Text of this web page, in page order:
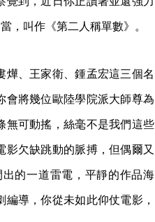
，叫作《第二人稱單數》。
燁、王家衛、鍾孟宏這三個名
會將幾位歐陸學院派大師尊為
無可動搖，絲毫不是我們這些
欠缺跳動的脈搏，但偶爾又
的一道雷電，平靜的作品海
導，你從未如此仰仗電影，